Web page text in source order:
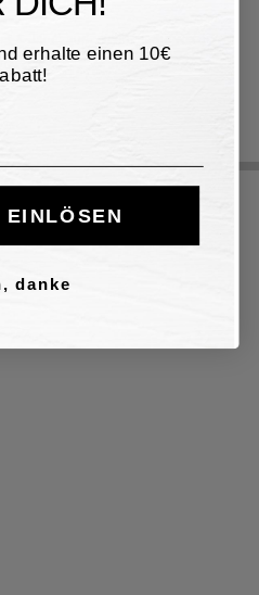
& Janet auszeichnen. Sie werden
erhalte einen 10€
EINLÖSEN
danke